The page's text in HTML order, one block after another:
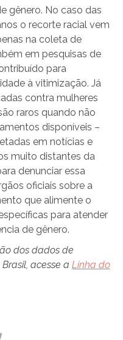
gênero. No caso das
o recorte racial vem
na coleta de
em pesquisas de
para
à vitimização. Já
contra mulheres
raros quando não
disponíveis –
em notícias e
muito distantes da
denunciar essa
oficiais sobre a
que alimente o
para atender
de gênero.
dos dados de
acesse a Linha do